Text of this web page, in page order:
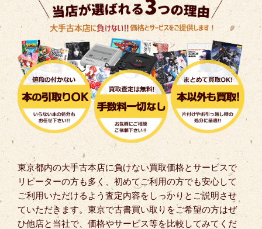
東京都内の大手古本店に負けない買取価格とサービスで
リピーターの方も多く、初めてご利用の方でも安心して
ご利用いただけるよう査定内容をしっかりとご説明させ
ていただきます。東京で古書買い取りをご希望の方はぜ
ひ他店と当社で、価格やサービス等を比較してみてくだ